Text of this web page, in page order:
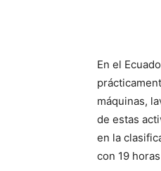
En el
máquinas,
de estas
en la
con 19